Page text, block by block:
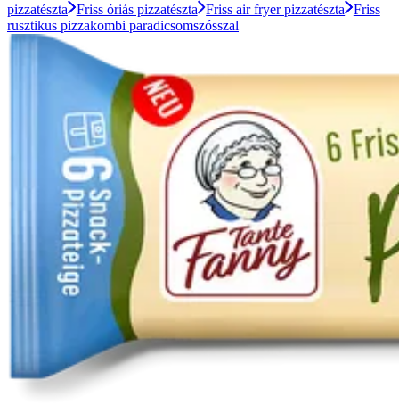
pizzatészta
Friss óriás pizzatészta Friss air fryer pizzatészta Friss
rusztikus pizzakombi paradicsomszósszal